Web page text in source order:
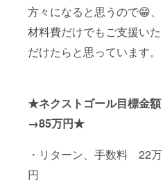
方々になると思うので😁、
材料費だけでもご支援いた
だけたらと思っています。
★ネクストゴール目標金額
→85万円★
・リターン、手数料 22万
円